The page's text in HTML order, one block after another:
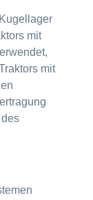
mit
mit